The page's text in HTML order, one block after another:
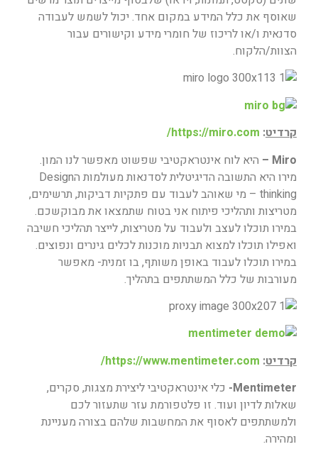
שאוסף את כלל המידע במקום אחד. יכול לשמש לעבודה
סדנאית ו/או לריכוז של חומרי מידע וקישורים עבור
הצוות/הלקוח.
קרדיט:
https://miro.com/
Miro –
היא לוח אינטראקטיבי שפשוט מאפשר לנו המון.
מירו היא התשובה הדיגיטלית לסדנאות מעולמות הDesign
thinking – מי שאוהב לעבוד עם פתקיות דביקות, תרשימים,
מטריצות ותהליכי פיתוח אני בטוח שתמצאו את מבוקשכם.
במירו תוכלו לעצב ולעבוד על מטריצות, לייצר תהליכי חשיבה
ואפילו תוכלו למצוא תבניות מוכנות לכלים גינרים ונפוצים.
במירו תוכלו לעבוד באופן משותף, בו זמנית- מאפשר
מעורבות של כלל המשתתפים בתהליך.
קרדיט:
https://www.mentimeter.com/
Mentimeter- כלי אינטראקטיבי ליצירת מצגות, סקרים,
שאלות לדיון ועוד. זו פלטפורמת עזר שתעזור לכם
ולמשתתפים לאסוף את המחשבות שלהם בצורה מעניינת
ומהירה.